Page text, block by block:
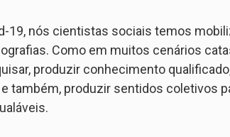
19, nós cientistas sociais temos
Como em muitos cenários
produzir conhecimento
também, produzir sentidos coletivos